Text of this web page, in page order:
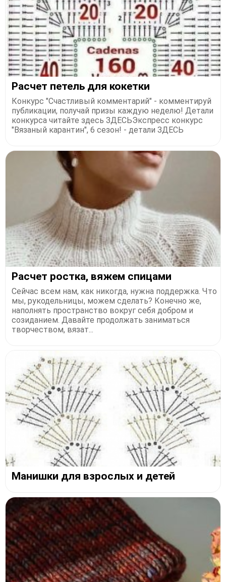
Расчет петель для кокетки
Конкурс "Счастливый комментарий" - комментируй
публикации, получай призы каждую неделю! Детали
конкурса читайте здесь ЗДЕСЬЭкспресс конкурс
"Вязаный карантин", 6 сезон! - детали ЗДЕСЬ
Расчет ростка, вяжем спицами
Сейчас всем нам, как никогда, нужна поддержка. Что
мы, рукодельницы, можем сделать? Конечно же,
наполнять пространство вокруг себя добром и
созиданием. Давайте продолжать заниматься
творчеством, вязат...
Манишки для взрослых и детей